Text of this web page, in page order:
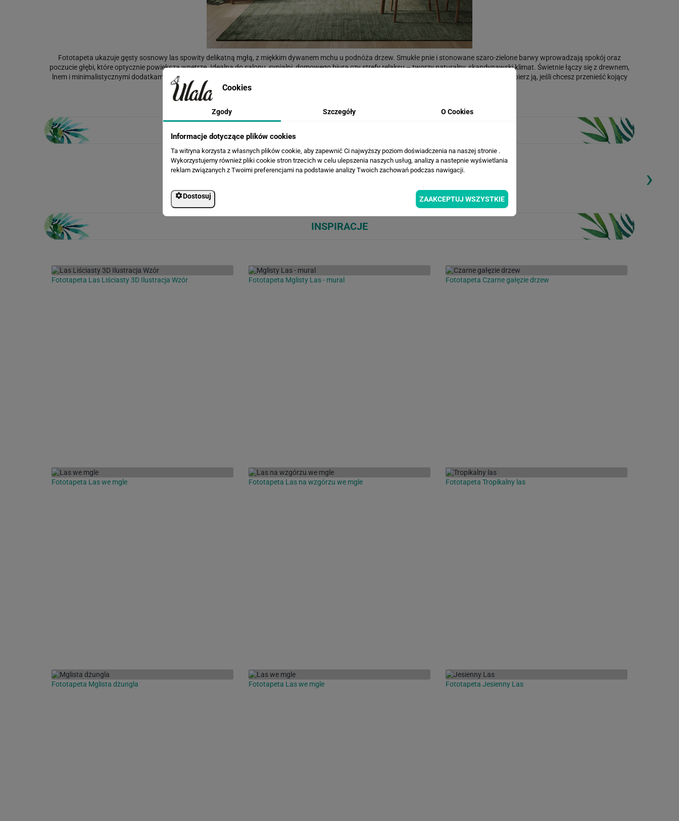
Fototapeta ukazuje gęsty sosnowy las spowity delikatną mgłą, z miękkim dywanem mchu u podnóża drzew. Smukłe pnie i stonowane szaro-zielone barwy wprowadzają spokój oraz
poczucie głębi, które optycznie powiększa wnętrze. Idealna do salonu, sypialni, domowego biura czy strefy relaksu – tworzy naturalny, skandynawski klimat. Świetnie łączy się z drewnem,
lnem i minimalistycznymi dodatkami. Druk w jakości premium i matowe wykończenie ograniczają refleksy, a trwała powłoka ułatwia czyszczenie. Wybierz ją, jeśli chcesz przenieść kojący
WIZUALIZACJE PRODUKTU
Loading... Loading... Loading...
›
INSPIRACJE
Fototapeta Las Liściasty 3D Ilustracja Wzór Fototapeta Mglisty Las - mural Fototapeta Czarne gałęzie drzew
Fototapeta Las we mgle Fototapeta Las na wzgórzu we mgle Fototapeta Tropikalny las
Fototapeta Mglista dżungla Fototapeta Las we mgle Fototapeta Jesienny Las
Cookies
Zgody Szczegóły O Cookies
Informacje dotyczące plików cookies
Ta witryna korzysta z własnych plików cookie, aby zapewnić Ci najwyższy poziom doświadczenia na naszej stronie .
Wykorzystujemy również pliki cookie stron trzecich w celu ulepszenia naszych usług, analizy a nastepnie wyświetlania
reklam związanych z Twoimi preferencjami na podstawie analizy Twoich zachowań podczas nawigacji.
Dostosuj ZAAKCEPTUJ WSZYSTKIE